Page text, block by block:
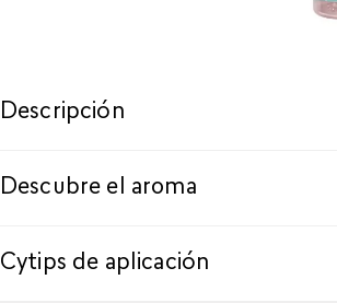
Descripción
Descubre el aroma
Cytips de aplicación